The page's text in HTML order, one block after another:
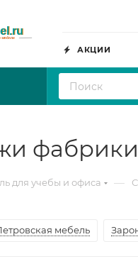
АКЦИИ
для учебы и офиса —
мебель